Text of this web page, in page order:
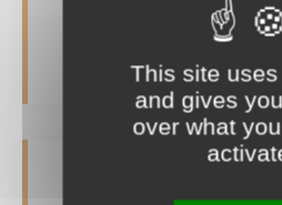
This site
and gives
over what